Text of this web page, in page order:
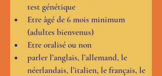
test génétique
Etre âgé de 6 mois minimum
(adultes bienvenus)
Etre oralisé ou non
parler l’anglais, l’allemand, le
néerlandais, l’italien, le français, le